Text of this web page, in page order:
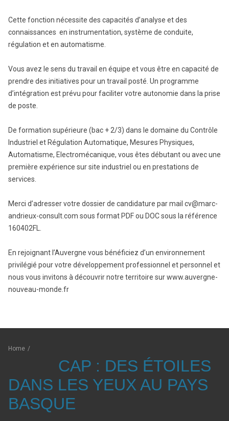
Cette fonction nécessite des capacités d’analyse et des
connaissances en instrumentation, système de conduite,
régulation et en automatisme.
Vous avez le sens du travail en équipe et vous être en capacité de
prendre des initiatives pour un travail posté. Un programme
d’intégration est prévu pour faciliter votre autonomie dans la prise
de poste.
De formation supérieure (bac + 2/3) dans le domaine du Contrôle
Industriel et Régulation Automatique, Mesures Physiques,
Automatisme, Electromécanique, vous êtes débutant ou avec une
première expérience sur site industriel ou en prestations de
services.
Merci d’adresser votre dossier de candidature par mail cv@marc-
andrieux-consult.com sous format PDF ou DOC sous la référence
160402FL.
En rejoignant l’Auvergne vous bénéficiez d’un environnement
privilégié pour votre développement professionnel et personnel et
nous vous invitons à découvrir notre territoire sur www.auvergne-
nouveau-monde.fr
Home /
CAP : DES ÉTOILES
DANS LES YEUX AU PAYS
BASQUE